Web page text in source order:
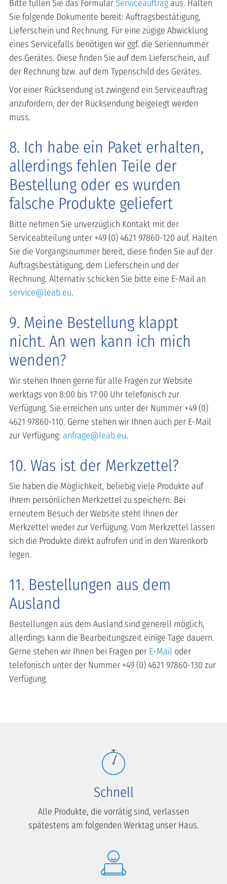
Bitte füllen Sie das FormularServiceauftrag aus. Halten
Sie folgende Dokumente bereit: Auftragsbestätigung,
Lieferschein und Rechnung. Für eine zügige Abwicklung
eines Servicefalls benötigen wir ggf. die Seriennummer
des Gerätes. Diese finden Sie auf dem Lieferschein, auf
der Rechnung bzw. auf dem Typenschild des Gerätes.
Vor einer Rücksendung ist zwingend ein Serviceauftrag
anzufordern, der der Rücksendung beigelegt werden
muss.
8. Ich habe ein Paket erhalten,
allerdings fehlen Teile der
Bestellung oder es wurden
falsche Produkte geliefert
Bitte nehmen Sie unverzüglich Kontakt mit der
Serviceabteilung unter +49 (0) 4621 97860-120 auf. Halten
Sie die Vorgangsnummer bereit, diese finden Sie auf der
Auftragsbestätigung, dem Lieferschein und der
Rechnung. Alternativ schicken Sie bitte eine E-Mail an
service@leab.eu.
9. Meine Bestellung klappt
nicht. An wen kann ich mich
wenden?
Wir stehen Ihnen gerne für alle Fragen zur Website
werktags von 8:00 bis 17:00 Uhr telefonisch zur
Verfügung. Sie erreichen uns unter der Nummer +49 (0)
4621 97860-110. Gerne stehen wir Ihnen auch per E-Mail
zur Verfügung: anfrage@leab.eu.
10. Was ist der Merkzettel?
Sie haben die Möglichkeit, beliebig viele Produkte auf
Ihrem persönlichen Merkzettel zu speichern. Bei
erneutem Besuch der Website steht Ihnen der
Merkzettel wieder zur Verfügung. Vom Merkzettel lassen
sich die Produkte direkt aufrufen und in den Warenkorb
legen.
11. Bestellungen aus dem
Ausland
Bestellungen aus dem Ausland sind generell möglich,
allerdings kann die Bearbeitungszeit einige Tage dauern.
Gerne stehen wir Ihnen bei Fragen per E-Mail oder
telefonisch unter der Nummer +49 (0) 4621 97860-130 zur
Verfügung.
Schnell
Alle Produkte, die vorrätig sind, verlassen
spätestens am folgenden Werktag unser Haus.